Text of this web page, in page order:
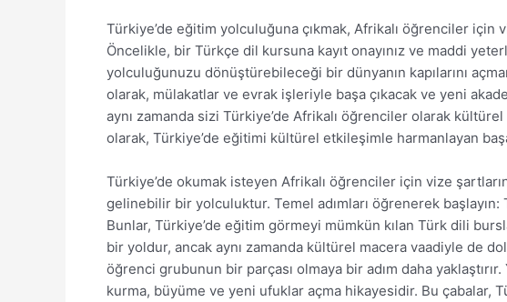
Türkiye’de eğitim yolculuğuna çıkmak, Afrikalı öğrenciler için
Öncelikle, bir Türkçe dil kursuna kayıt onayınız ve maddi
yolculuğunuzu dönüştürebileceği bir dünyanın kapılarını
olarak, mülakatlar ve evrak işleriyle başa çıkacak ve yeni
aynı zamanda sizi Türkiye’de Afrikalı öğrenciler olarak
olarak, Türkiye’de eğitimi kültürel etkileşimle harmanlayan
Türkiye’de okumak isteyen Afrikalı öğrenciler için vize
gelinebilir bir yolculuktur. Temel adımları öğrenerek başlayın:
Bunlar, Türkiye’de eğitim görmeyi mümkün kılan Türk dili
bir yoldur, ancak aynı zamanda kültürel macera vaadiyle de
öğrenci grubunun bir parçası olmaya bir adım daha
kurma, büyüme ve yeni ufuklar açma hikayesidir. Bu çabalar,